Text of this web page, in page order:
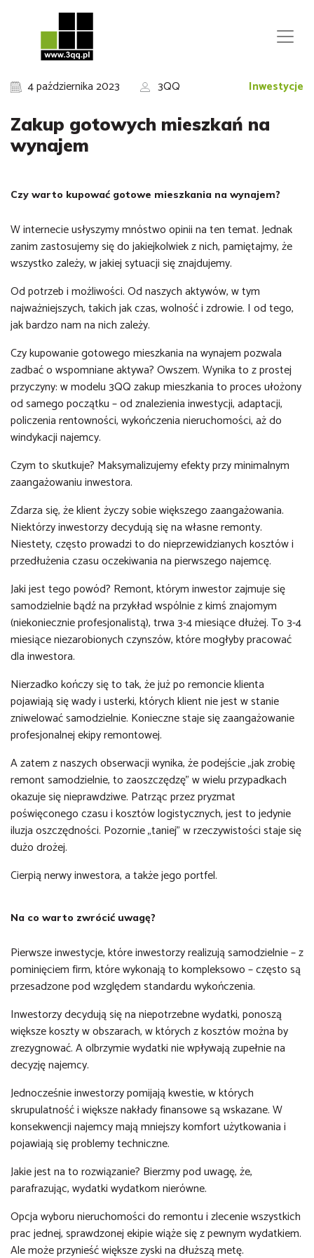
4 października 2023 3QQ Inwestycje
Zakup gotowych mieszkań na
wynajem
Czy warto kupować gotowe mieszkania na wynajem?
W internecie usłyszymy mnóstwo opinii na ten temat. Jednak
zanim zastosujemy się do jakiejkolwiek z nich, pamiętajmy, że
wszystko zależy, w jakiej sytuacji się znajdujemy.
Od potrzeb i możliwości. Od naszych aktywów, w tym
najważniejszych, takich jak czas, wolność i zdrowie. I od tego,
jak bardzo nam na nich zależy.
Czy kupowanie gotowego mieszkania na wynajem pozwala
zadbać o wspomniane aktywa? Owszem. Wynika to z prostej
przyczyny: w modelu 3QQ zakup mieszkania to proces ułożony
od samego początku – od znalezienia inwestycji, adaptacji,
policzenia rentowności, wykończenia nieruchomości, aż do
windykacji najemcy.
Czym to skutkuje? Maksymalizujemy efekty przy minimalnym
zaangażowaniu inwestora.
Zdarza się, że klient życzy sobie większego zaangażowania.
Niektórzy inwestorzy decydują się na własne remonty.
Niestety, często prowadzi to do nieprzewidzianych kosztów i
przedłużenia czasu oczekiwania na pierwszego najemcę.
Jaki jest tego powód? Remont, którym inwestor zajmuje się
samodzielnie bądź na przykład wspólnie z kimś znajomym
(niekoniecznie profesjonalistą), trwa 3-4 miesiące dłużej. To 3-4
miesiące niezarobionych czynszów, które mogłyby pracować
dla inwestora.
Nierzadko kończy się to tak, że już po remoncie klienta
pojawiają się wady i usterki, których klient nie jest w stanie
zniwelować samodzielnie. Konieczne staje się zaangażowanie
profesjonalnej ekipy remontowej.
A zatem z naszych obserwacji wynika, że podejście „jak zrobię
remont samodzielnie, to zaoszczędzę” w wielu przypadkach
okazuje się nieprawdziwe. Patrząc przez pryzmat
poświęconego czasu i kosztów logistycznych, jest to jedynie
iluzja oszczędności. Pozornie „taniej” w rzeczywistości staje się
dużo drożej.
Cierpią nerwy inwestora, a także jego portfel.
Na co warto zwrócić uwagę?
Pierwsze inwestycje, które inwestorzy realizują samodzielnie – z
pominięciem firm, które wykonają to kompleksowo – często są
przesadzone pod względem standardu wykończenia.
Inwestorzy decydują się na niepotrzebne wydatki, ponoszą
większe koszty w obszarach, w których z kosztów można by
zrezygnować. A olbrzymie wydatki nie wpływają zupełnie na
decyzję najemcy.
Jednocześnie inwestorzy pomijają kwestie, w których
skrupulatność i większe nakłady finansowe są wskazane. W
konsekwencji najemcy mają mniejszy komfort użytkowania i
pojawiają się problemy techniczne.
Jakie jest na to rozwiązanie? Bierzmy pod uwagę, że,
parafrazując, wydatki wydatkom nierówne.
Opcja wyboru nieruchomości do remontu i zlecenie wszystkich
prac jednej, sprawdzonej ekipie wiąże się z pewnym wydatkiem.
Ale może przynieść większe zyski na dłuższą metę.